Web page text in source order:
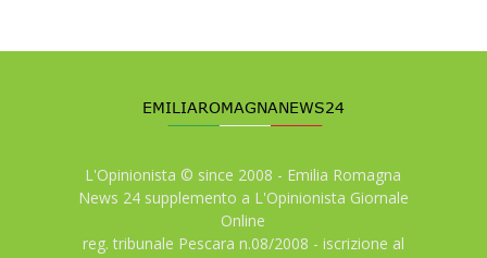
L'Opinionista © since 2008 - Emilia Romagna
News 24 supplemento a L'Opinionista Giornale
Online
reg. tribunale Pescara n.08/2008 - iscrizione al